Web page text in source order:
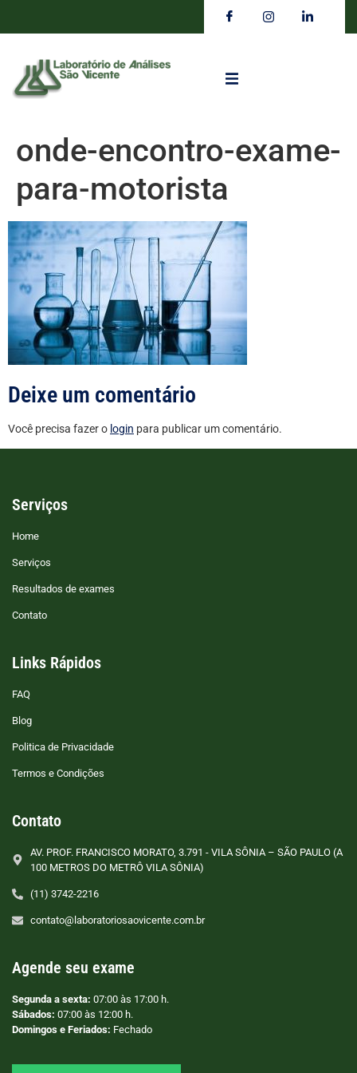
onde-encontro-exame-
para-motorista
Deixe um comentário
Você precisa fazer o login para publicar um comentário.
Serviços
Home
Serviços
Resultados de exames
Contato
Links Rápidos
FAQ
Blog
Politica de Privacidade
Termos e Condições
Contato
AV. PROF. FRANCISCO MORATO, 3.791 - VILA SÔNIA – SÃO PAULO (A
100 METROS DO METRÔ VILA SÔNIA)
(11) 3742-2216
contato@laboratoriosaovicente.com.br
Agende seu exame
Segunda a sexta: 07:00 às 17:00 h.
Sábados: 07:00 às 12:00 h.
Domingos e Feriados: Fechado